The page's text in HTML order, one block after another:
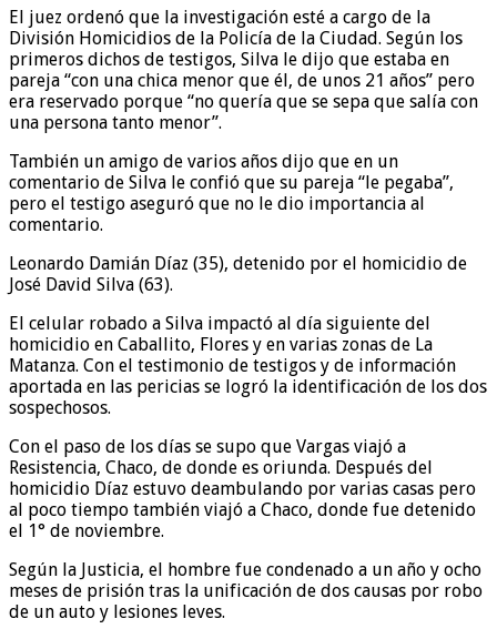
El juez ordenó que la investigación esté a cargo de la
División Homicidios de la Policía de la Ciudad. Según los
primeros dichos de testigos, Silva le dijo que estaba en
pareja “con una chica menor que él, de unos 21 años” pero
era reservado porque “no quería que se sepa que salía con
una persona tanto menor”.
También un amigo de varios años dijo que en un
comentario de Silva le confió que su pareja “le pegaba”,
pero el testigo aseguró que no le dio importancia al
comentario.
Leonardo Damián Díaz (35), detenido por el homicidio de
José David Silva (63).
El celular robado a Silva impactó al día siguiente del
homicidio en Caballito, Flores y en varias zonas de La
Matanza. Con el testimonio de testigos y de información
aportada en las pericias se logró la identificación de los dos
sospechosos.
Con el paso de los días se supo que Vargas viajó a
Resistencia, Chaco, de donde es oriunda. Después del
homicidio Díaz estuvo deambulando por varias casas pero
al poco tiempo también viajó a Chaco, donde fue detenido
el 1° de noviembre.
Según la Justicia, el hombre fue condenado a un año y ocho
meses de prisión tras la unificación de dos causas por robo
de un auto y lesiones leves.